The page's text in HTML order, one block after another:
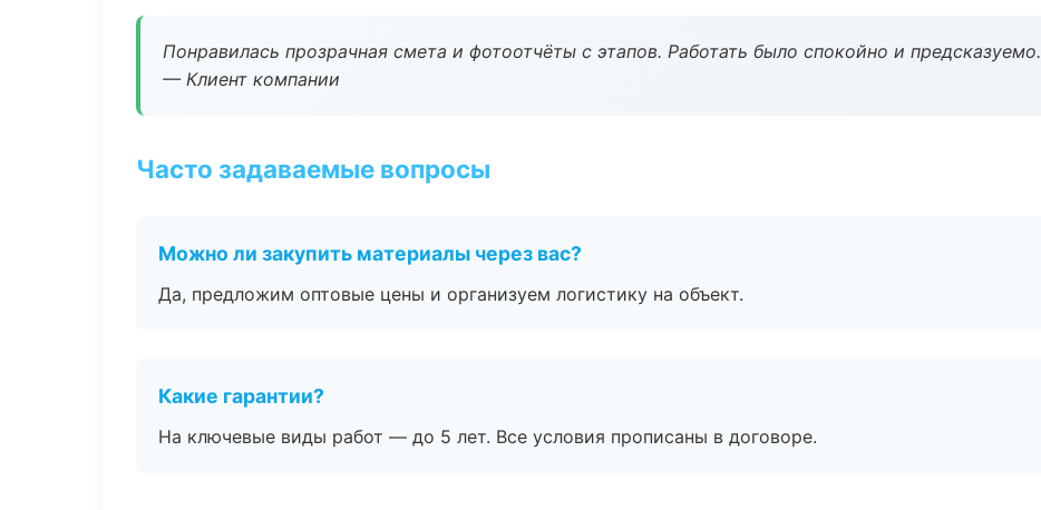
Понравилась прозрачная смета и фотоотчёты с этапов. Работать было спокойно и предсказуемо.
— Клиент компании
Часто задаваемые вопросы
Можно ли закупить материалы через вас?
Да, предложим оптовые цены и организуем логистику на объект.
Какие гарантии?
На ключевые виды работ — до 5 лет. Все условия прописаны в договоре.